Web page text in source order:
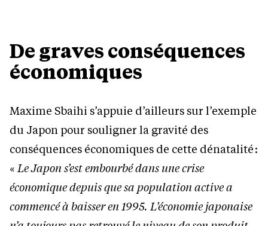
De graves conséquences
économiques
Maxime Sbaihi s’appuie d’ailleurs sur l’exemple
du Japon pour souligner la gravité des
conséquences économiques de cette dénatalité :
«Le Japon s’est embourbé dans une crise
économique depuis que sa population active a
commencé à baisser en 1995. L’économie japonaise